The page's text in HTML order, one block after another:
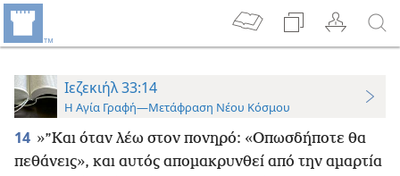
Ιεζεκιήλ 33:14
Η Αγία Γραφή—Μετάφραση Νέου Κόσμου
14 »”Και όταν λέω στον πονηρό: «Οπωσδήποτε θα
πεθάνεις», και αυτός απομακρυνθεί από την αμαρτία